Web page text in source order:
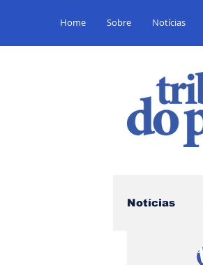
Home Sobre Notícias
Notícias